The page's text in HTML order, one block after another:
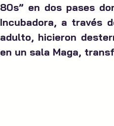
80s” en dos pases
Incubadora, a través
adulto, hicieron
en un sala Maga,